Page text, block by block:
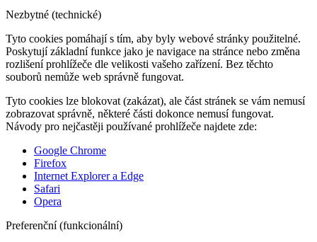
Nezbytné (technické)
Tyto cookies pomáhají s tím, aby byly webové stránky použitelné.
Poskytují základní funkce jako je navigace na stránce nebo změna
rozlišení prohlížeče dle velikosti vašeho zařízení. Bez těchto
souborů nemůže web správně fungovat.
Tyto cookies lze blokovat (zakázat), ale část stránek se vám nemusí
zobrazovat správně, některé části dokonce nemusí fungovat.
Návody pro nejčastěji používané prohlížeče najdete zde:
Google Chrome
Firefox
Internet Explorer a Edge
Safari
Opera
Preferenční (funkcionální)